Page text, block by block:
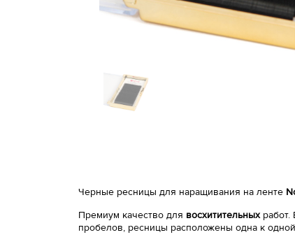
Черные ресницы для наращивания на ленте
Премиум качество для восхитительныхработ.
пробелов, ресницы расположены одна к